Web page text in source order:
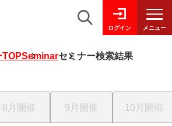
ログイン メニュー
Seminarセミナー検索結果
8月開催 9月開催 10月開催